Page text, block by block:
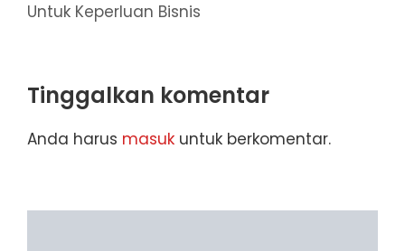
Untuk Keperluan Bisnis
Tinggalkan komentar
Anda harus masuk untuk berkomentar.